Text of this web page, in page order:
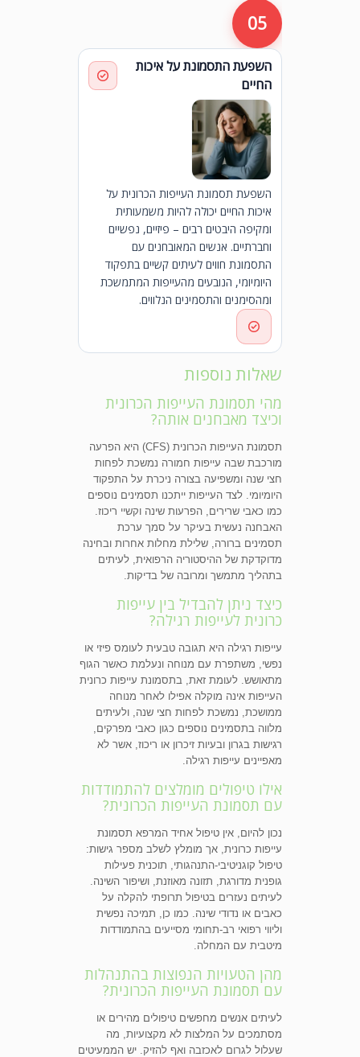
05
השפעת התסמונת על איכות
החיים
השפעת תסמונת העייפות הכרונית על
איכות החיים יכולה להיות משמעותית
ומקיפה היבטים רבים – פיזיים, נפשיים
וחברתיים. אנשים המאובחנים עם
התסמונת חווים לעיתים קשיים בתפקוד
היומיומי, הנובעים מהעייפות המתמשכת
ומהסימנים והתסמינים הנלווים.
שאלות נוספות
מהי תסמונת העייפות הכרונית
וכיצד מאבחנים אותה?
תסמונת העייפות הכרונית (CFS) היא הפרעה
מורכבת שבה עייפות חמורה נמשכת לפחות
חצי שנה ומשפיעה בצורה ניכרת על התפקוד
היומיומי. לצד העייפות ייתכנו תסמינים נוספים
כמו כאבי שרירים, הפרעות שינה וקשיי ריכוז.
האבחנה נעשית בעיקר על סמך ערכת
תסמינים ברורה, שלילת מחלות אחרות ובחינה
מדוקדקת של ההיסטוריה הרפואית, לעיתים
בתהליך מתמשך ומרובה של בדיקות.
כיצד ניתן להבדיל בין עייפות
כרונית לעייפות רגילה?
עייפות רגילה היא תגובה טבעית לעומס פיזי או
נפשי, משתפרת עם מנוחה ונעלמת כאשר הגוף
מתאושש. לעומת זאת, בתסמונת עייפות כרונית
העייפות אינה מוקלה אפילו לאחר מנוחה
ממושכת, נמשכת לפחות חצי שנה, ולעיתים
מלווה בתסמינים נוספים כגון כאבי מפרקים,
רגישות בגרון ובעיות זיכרון או ריכוז, אשר לא
מאפיינים עייפות רגילה.
אילו טיפולים מומלצים להתמודדות
עם תסמונת העייפות הכרונית?
נכון להיום, אין טיפול אחיד המרפא תסמונת
עייפות כרונית, אך מומלץ לשלב מספר גישות:
טיפול קוגניטיבי-התנהגותי, תוכנית פעילות
גופנית מדורגת, תזונה מאוזנת, ושיפור השינה.
לעיתים נעזרים בטיפול תרופתי להקלה על
כאבים או נדודי שינה. כמו כן, תמיכה נפשית
וליווי רפואי רב-תחומי מסייעים בהתמודדות
מיטבית עם המחלה.
מהן הטעויות הנפוצות בהתנהלות
עם תסמונת העייפות הכרונית?
לעיתים אנשים מחפשים טיפולים מהירים או
מסתמכים על המלצות לא מקצועיות, מה
שעלול לגרום לאכזבה ואף להזיק. יש הממעיטים